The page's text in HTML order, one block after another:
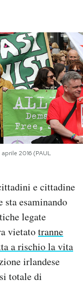
2016 (PAUL
e cittadine
esaminando
legate
vietatotranne
a rischio la vita
irlandese
totale di